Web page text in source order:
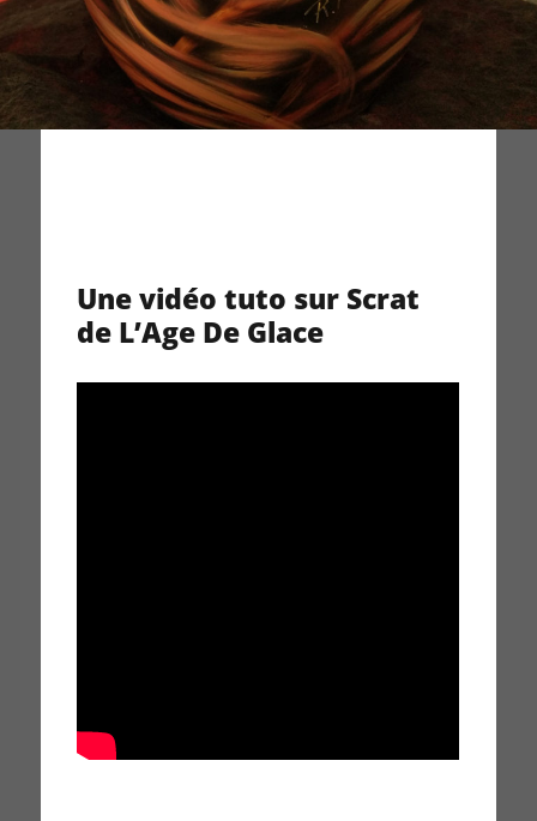
Une vidéo tuto sur Scrat
de L’Age De Glace